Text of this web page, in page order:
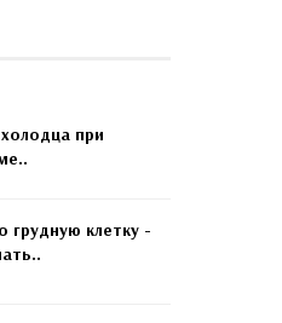
при
грудную клетку -